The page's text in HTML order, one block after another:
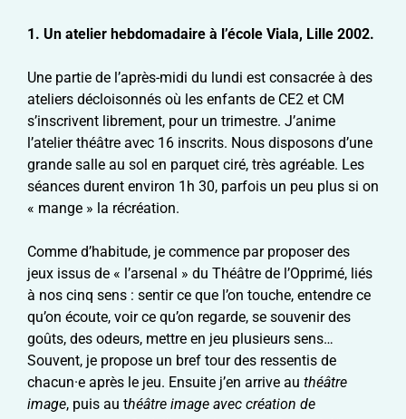
1. Un atelier hebdomadaire à l’école Viala, Lille 2002.
Une partie de l’après-midi du lundi est consacrée à des
ateliers décloisonnés où les enfants de CE2 et CM
s’inscrivent librement, pour un trimestre. J’anime
l’atelier théâtre avec 16 inscrits. Nous disposons d’une
grande salle au sol en parquet ciré, très agréable. Les
séances durent environ 1h 30, parfois un peu plus si on
« mange » la récréation.
Comme d’habitude, je commence par proposer des
jeux issus de « l’arsenal » du Théâtre de l’Opprimé, liés
à nos cinq sens : sentir ce que l’on touche, entendre ce
qu’on écoute, voir ce qu’on regarde, se souvenir des
goûts, des odeurs, mettre en jeu plusieurs sens…
Souvent, je propose un bref tour des ressentis de
chacun·e après le jeu. Ensuite j’en arrive au théâtre
image, puis au théâtre image avec création de